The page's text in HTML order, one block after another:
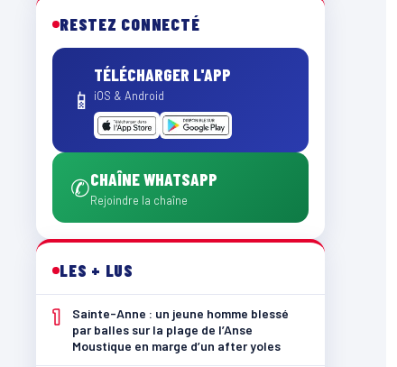
RESTEZ CONNECTÉ
📱
TÉLÉCHARGER L'APP
iOS & Android
✆CHAÎNE WHATSAPP
Rejoindre la chaîne
LES + LUS
1
Sainte-Anne : un jeune homme blessé
par balles sur la plage de l’Anse
Moustique en marge d’un after yoles